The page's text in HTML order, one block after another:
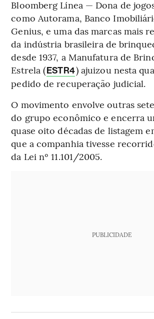
Bloomberg Línea — Dona de
como Autorama, Banco
Genius, e uma das marcas mais
da indústria brasileira de
desde 1937, a Manufatura de
Estrela (ESTR4) ajuizou nesta
pedido de recuperação judicial.
O movimento envolve outras
do grupo econômico e encerra
quase oito décadas de listagem
que a companhia tivesse
da Lei nº 11.101/2005.
PUBLICIDADE